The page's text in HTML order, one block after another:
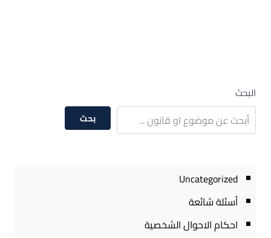
البحث
بحث
Uncategorized
أسئلة شائعة
احكام الاحوال الشخصية